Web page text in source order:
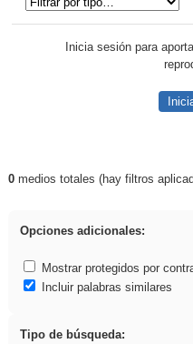
Inicia sesión para
Resultados de:
0medios totales (hay filtros
Opciones adicionales:
Mostrar protegidos por
Incluir palabras similares
Tipo de búsqueda: